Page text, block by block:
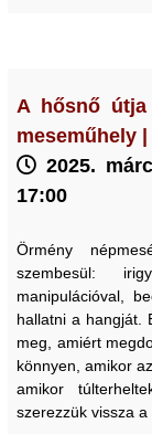
A hősnő útja
meseműhely
2025.
17:00
Örmény
szembesül:
manipulációval,
hallatni a hangját.
meg, amiért
könnyen, amikor
amikor
szerezzük vissza